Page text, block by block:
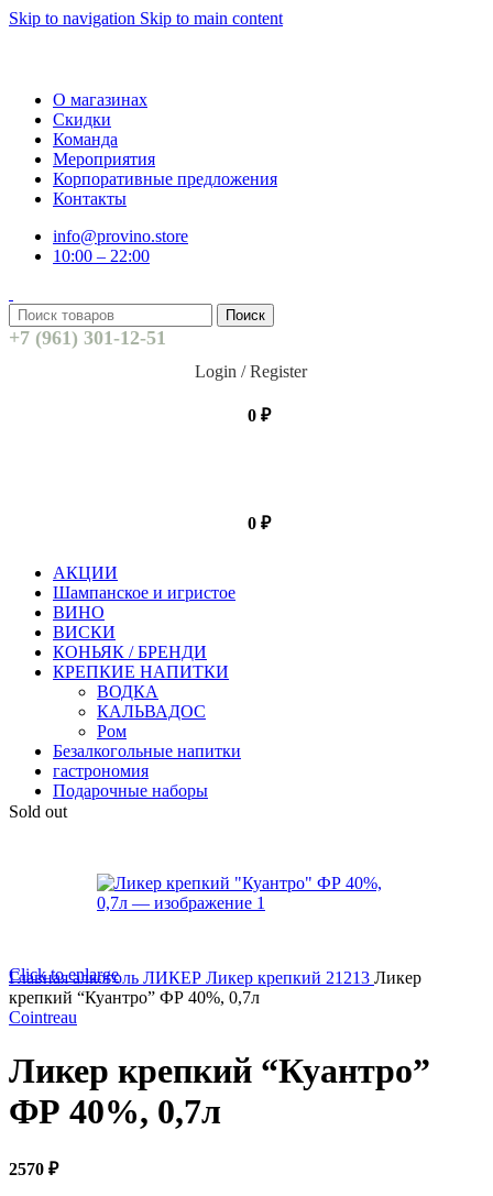
Skip to navigation Skip to main content
О магазинах
Скидки
Команда
Мероприятия
Корпоративные предложения
Контакты
info@provino.store
10:00 – 22:00
Поиск
+7 (961) 301-12-51
Login / Register
0 ₽
0 ₽
АКЦИИ
Шампанское и игристое
ВИНО
ВИСКИ
КОНЬЯК / БРЕНДИ
КРЕПКИЕ НАПИТКИ
ВОДКА
КАЛЬВАДОС
Ром
Безалкогольные напитки
гастрономия
Подарочные наборы
Sold out
Click to enlarge
Главнаяалкоголь ЛИКЕР Ликер крепкий 21213 Ликер
крепкий “Куантро” ФР 40%, 0,7л
Cointreau
Ликер крепкий “Куантро”
ФР 40%, 0,7л
2570 ₽